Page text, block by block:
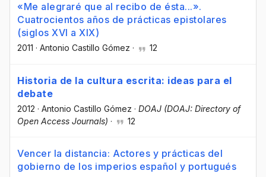
«Me alegraré que al recibo de ésta...».
Cuatrocientos años de prácticas epistolares
(siglos XVI a XIX)
2011 · Antonio Castillo Gómez · 12
Historia de la cultura escrita: ideas para el
debate
2012 · Antonio Castillo Gómez · DOAJ (DOAJ: Directory of
Open Access Journals) · 12
Vencer la distancia: Actores y prácticas del
gobierno de los imperios español y portugués